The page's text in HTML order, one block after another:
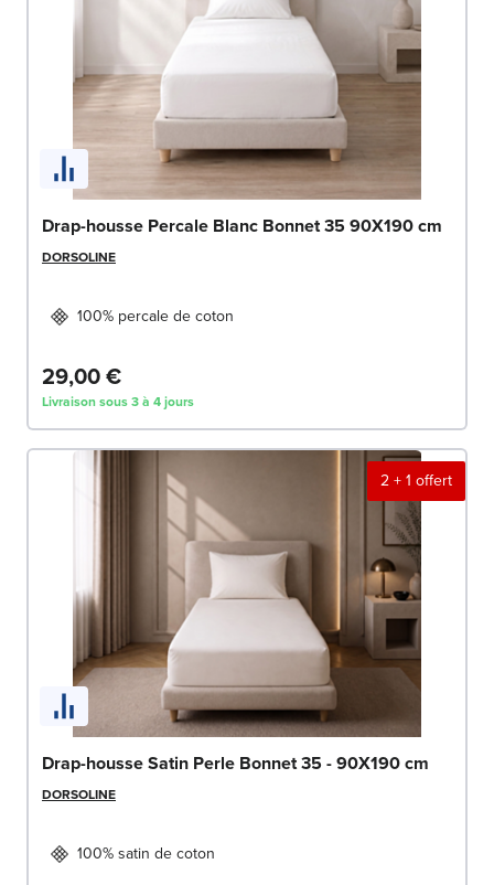
Drap-housse Percale Blanc Bonnet 35 90X190 cm
DORSOLINE
100% percale de coton
29,00 €
Livraison sous 3 à 4 jours
2 + 1 offert
Drap-housse Satin Perle Bonnet 35 - 90X190 cm
DORSOLINE
100% satin de coton